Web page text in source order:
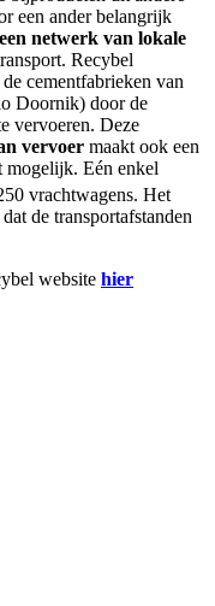
een ander belangrijk
een netwerk van lokale
Recybel
cementfabrieken van
Doornik) door de
vervoeren. Deze
vervoer maakt ook een
mogelijk. Eén enkel
vrachtwagens. Het
de transportafstanden
website hier